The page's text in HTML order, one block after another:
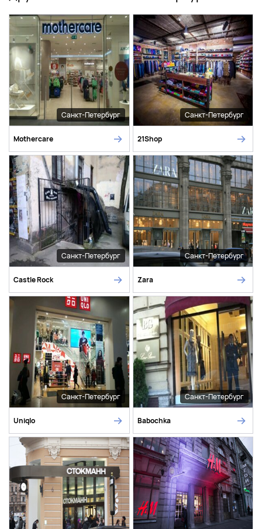
Санкт-Петербург
Mothercare
Санкт-Петербург
21Shop
Санкт-Петербург
Castle Rock
Санкт-Петербург
Zara
Санкт-Петербург
Uniqlo
Санкт-Петербург
Babochka